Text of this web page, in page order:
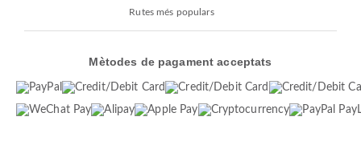
Rutes més populars
Mètodes de pagament acceptats